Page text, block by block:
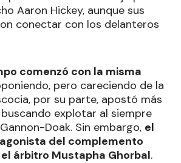
Aaron Hickey, aunque sus
conectar con los delanteros
comenzó con la misma
pero careciendo de la
por su parte, apostó más
explotar al siempre
Doak. Sin embargo, el
del complemento
árbitro Mustapha Ghorbal.